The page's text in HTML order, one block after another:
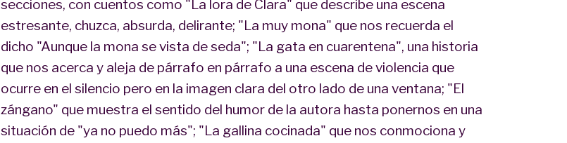
secciones, con cuentos como "La lora de Clara" que describe una escena
estresante, chuzca, absurda, delirante; "La muy mona" que nos recuerda el
dicho "Aunque la mona se vista de seda"; "La gata en cuarentena", una historia
que nos acerca y aleja de párrafo en párrafo a una escena de violencia que
ocurre en el silencio pero en la imagen clara del otro lado de una ventana; "El
zángano" que muestra el sentido del humor de la autora hasta ponernos en una
situación de "ya no puedo más"; "La gallina cocinada" que nos conmociona y